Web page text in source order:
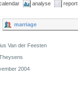
analyse report
marriage
Van der Feesten
2004